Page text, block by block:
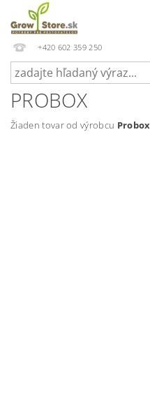
+420 602 359 250
PROBOX
Žiaden tovar od výrobcu Probox